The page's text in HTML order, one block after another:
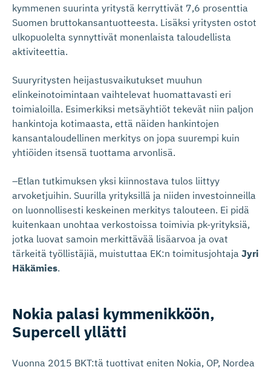
kymmenen suurinta yritystä kerryttivät 7,6 prosenttia
Suomen bruttokansantuotteesta. Lisäksi yritysten ostot
ulkopuolelta synnyttivät monenlaista taloudellista
aktiviteettia.
Suuryritysten heijastusvaikutukset muuhun
elinkeinotoimintaan vaihtelevat huomattavasti eri
toimialoilla. Esimerkiksi metsäyhtiöt tekevät niin paljon
hankintoja kotimaasta, että näiden hankintojen
kansantaloudellinen merkitys on jopa suurempi kuin
yhtiöiden itsensä tuottama arvonlisä.
–Etlan tutkimuksen yksi kiinnostava tulos liittyy
arvoketjuihin. Suurilla yrityksillä ja niiden investoinneilla
on luonnollisesti keskeinen merkitys talouteen. Ei pidä
kuitenkaan unohtaa verkostoissa toimivia pk-yrityksiä,
jotka luovat samoin merkittävää lisäarvoa ja ovat
tärkeitä työllistäjiä, muistuttaa EK:n toimitusjohtaja Jyri
Häkämies.
Nokia palasi kymmenikköön,
Supercell yllätti
Vuonna 2015 BKT:tä tuottivat eniten Nokia, OP, Nordea